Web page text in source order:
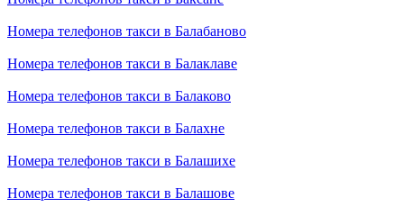
Номера телефонов такси в Балабаново
Номера телефонов такси в Балаклаве
Номера телефонов такси в Балаково
Номера телефонов такси в Балахне
Номера телефонов такси в Балашихе
Номера телефонов такси в Балашове